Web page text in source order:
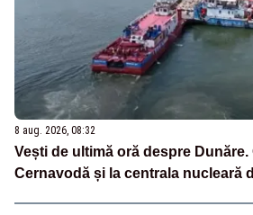
8 aug. 2026, 08:32
Vești de ultimă oră despre Dunăre.
Cernavodă și la centrala nucleară